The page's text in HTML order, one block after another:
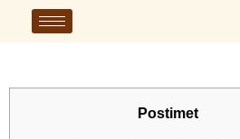
Postimet